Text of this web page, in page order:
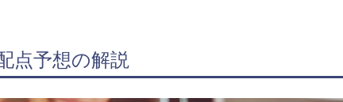
点予想の解説